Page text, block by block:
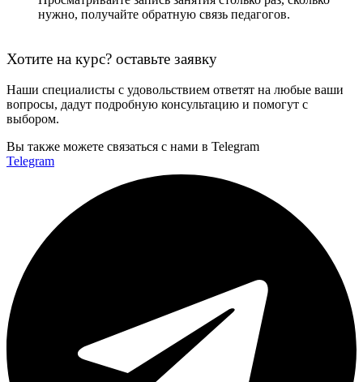
нужно, получайте обратную связь педагогов.
Хотите на курс? оставьте заявку
Наши специалисты с удовольствием ответят на любые ваши
вопросы, дадут подробную консультацию и помогут с
выбором.
Вы также можете связаться с нами в Telegram
Telegram